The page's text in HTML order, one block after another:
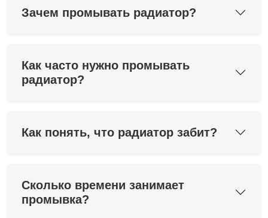
Зачем промывать радиатор?
Как часто нужно промывать
радиатор?
Как понять, что радиатор забит?
Сколько времени занимает
промывка?